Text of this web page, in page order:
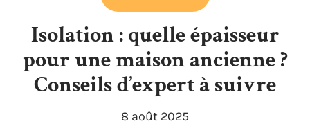
Isolation : quelle épaisseur
pour une maison ancienne ?
Conseils d’expert à suivre
8 août 2025